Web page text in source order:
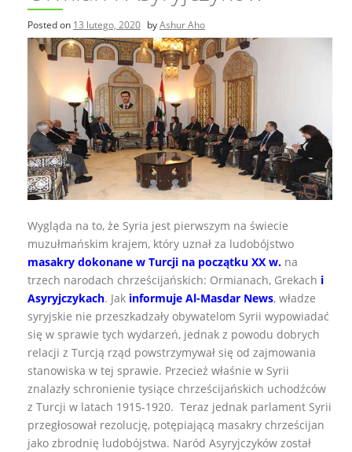
Posted on 13 lutego, 2020 byAshur Aho
Wygląda na to, że Syria jest pierwszym na świecie
muzułmańskim krajem, który uznał za ludobójstwo
masakry dokonane w Turcji na początku XX w. na
trzech narodach chrześcijańskich: Ormianach, Grekach i
Asyryjczykach. Jak informuje Al-Masdar News, władze
syryjskie nie przeszkadzały obywatelom Syrii wypowiadać
się w sprawie tych wydarzeń, jednak z powodu dobrych
relacji z Turcją rząd powstrzymywał się od zajmowania
stanowiska w tej sprawie. Przecież właśnie w Syrii
znalazły schronienie tysiące chrześcijańskich uchodźców
z Turcji w latach 1915-1920. Teraz jednak parlament Syrii
przegłosował rezolucję, potępiającą masakry chrześcijan
jako zbrodnię ludobójstwa. Naród Asyryjczyków został